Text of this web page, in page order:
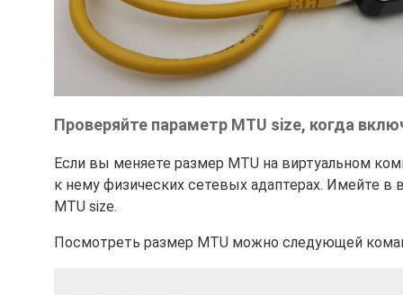
Проверяйте параметр MTU size, когда
Если вы меняете размер MTU на виртуальном
к нему физических сетевых адаптерах. Имейте
MTU size.
Посмотреть размер MTU можно следующей